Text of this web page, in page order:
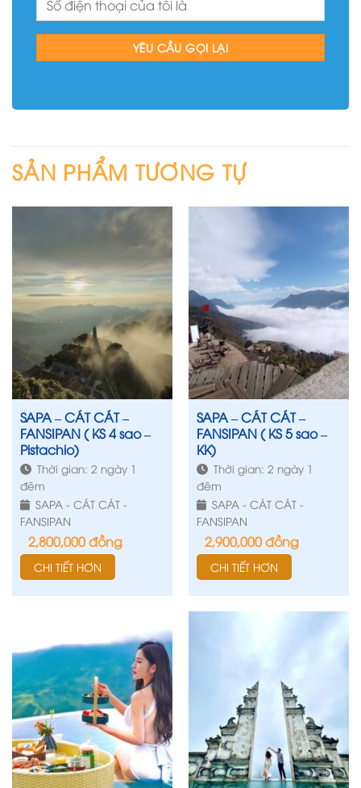
SẢN PHẨM TƯƠNG TỰ
SAPA – CÁT CÁT –
FANSIPAN ( KS 4 sao –
Pistachio)
Thời gian: 2 ngày 1
đêm
SAPA - CÁT CÁT -
FANSIPAN
2,800,000đồng
CHI TIẾT HƠN
SAPA – CÁT CÁT –
FANSIPAN ( KS 5 sao –
KK)
Thời gian: 2 ngày 1
đêm
SAPA - CÁT CÁT -
FANSIPAN
2,900,000đồng
CHI TIẾT HƠN